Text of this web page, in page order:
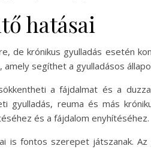
hatásai
de krónikus gyulladás esetén
segíthet a gyulladásos
a fájdalmat és a
gyulladás, reuma és más
és a fájdalom enyhítéséhez.
is fontos szerepet játszanak.